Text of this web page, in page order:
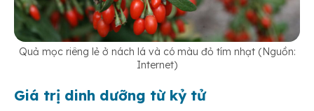
Quả mọc riêng lẻ ở nách lá và có màu đỏ tím nhạt (Nguồn:
Internet)
Giá trị dinh dưỡng từ kỷ tử